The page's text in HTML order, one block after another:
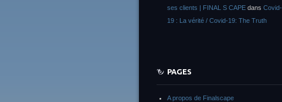
ses clients | FINAL S CAPE dans Covid-
19 : La vérité / Covid-19: The Truth
PAGES
A propos de Finalscape